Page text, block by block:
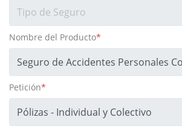
Nombre del Producto*
Petición*